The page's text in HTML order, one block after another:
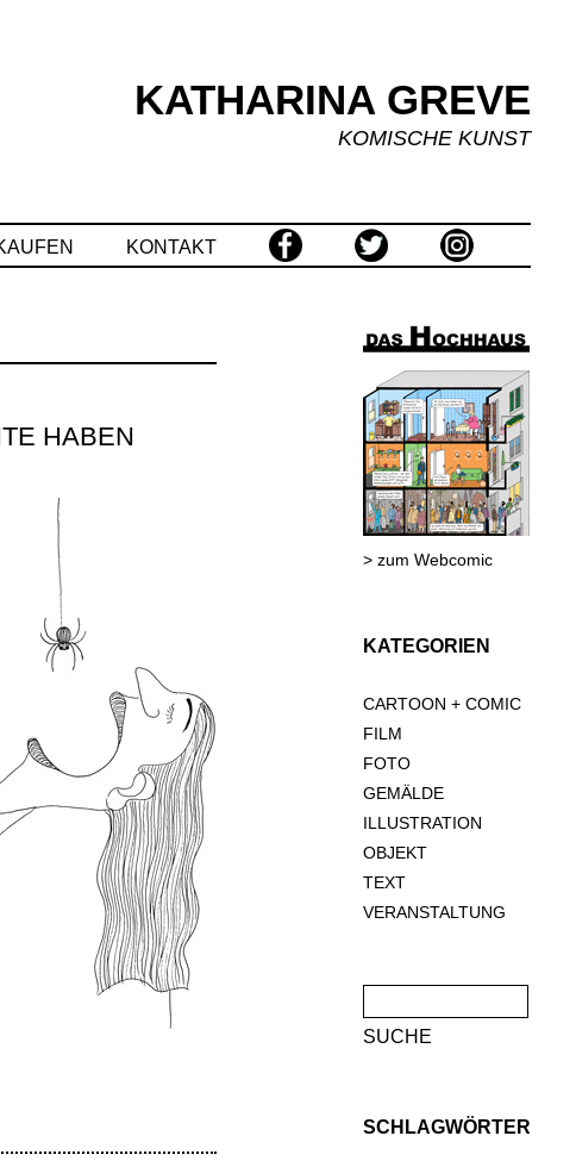
KATHARINA GREVE
KOMISCHE KUNST
KONTAKT
HABEN
> zum Webcomic
KATEGORIEN
CARTOON + COMIC
FILM
FOTO
GEMÄLDE
ILLUSTRATION
OBJEKT
TEXT
VERANSTALTUNG
nach:
SCHLAGWÖRTER